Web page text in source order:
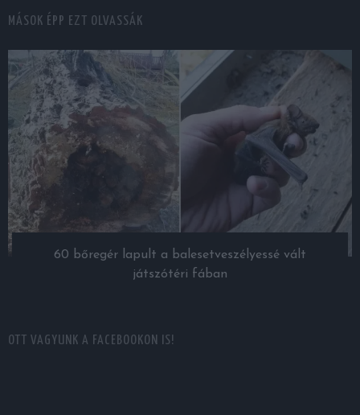
MÁSOK ÉPP EZT OLVASSÁK
60 bőregér lapult a balesetveszélyessé vált
játszótéri fában
OTT VAGYUNK A FACEBOOKON IS!